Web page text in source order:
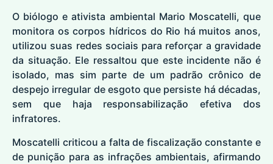
O biólogo e ativista ambiental Mario Moscatelli, que
monitora os corpos hídricos do Rio há muitos anos,
utilizou suas redes sociais para reforçar a gravidade
da situação. Ele ressaltou que este incidente não é
isolado, mas sim parte de um padrão crônico de
despejo irregular de esgoto que persiste há décadas,
sem que haja responsabilização efetiva dos
infratores.
Moscatelli criticou a falta de fiscalização constante e
de punição para as infrações ambientais, afirmando